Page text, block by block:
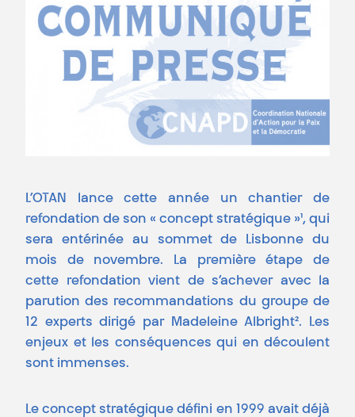
L’OTAN lance cette année un chantier de
refondation de son « concept stratégique »¹, qui
sera entérinée au sommet de Lisbonne du
mois de novembre. La première étape de
cette refondation vient de s’achever avec la
parution des recommandations du groupe de
12 experts dirigé par Madeleine Albright². Les
enjeux et les conséquences qui en découlent
sont immenses.
Le concept stratégique défini en 1999 avait déjà